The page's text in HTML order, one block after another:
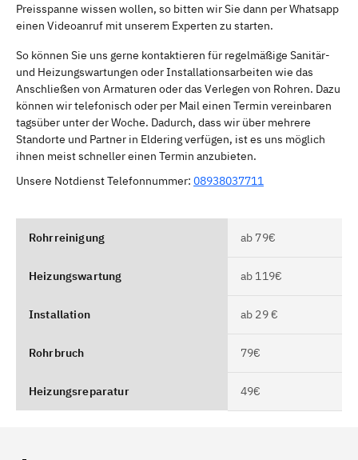
Preisspanne wissen wollen, so bitten wir Sie dann per Whatsapp
einen Videoanruf mit unserem Experten zu starten.
So können Sie uns gerne kontaktieren für regelmäßige Sanitär-
und Heizungswartungen oder Installationsarbeiten wie das
Anschließen von Armaturen oder das Verlegen von Rohren. Dazu
können wir telefonisch oder per Mail einen Termin vereinbaren
tagsüber unter der Woche. Dadurch, dass wir über mehrere
Standorte und Partner in Eldering verfügen, ist es uns möglich
ihnen meist schneller einen Termin anzubieten.
Unsere Notdienst Telefonnummer: 08938037711
Rohrreinigung ab 79€
Heizungswartung ab 119€
Installation ab 29 €
Rohrbruch 79€
Heizungsreparatur 49€